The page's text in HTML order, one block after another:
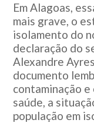
Em Alagoas,
mais grave, o
isolamento do
declaração do
Alexandre
documento
contaminação
saúde, a
população em